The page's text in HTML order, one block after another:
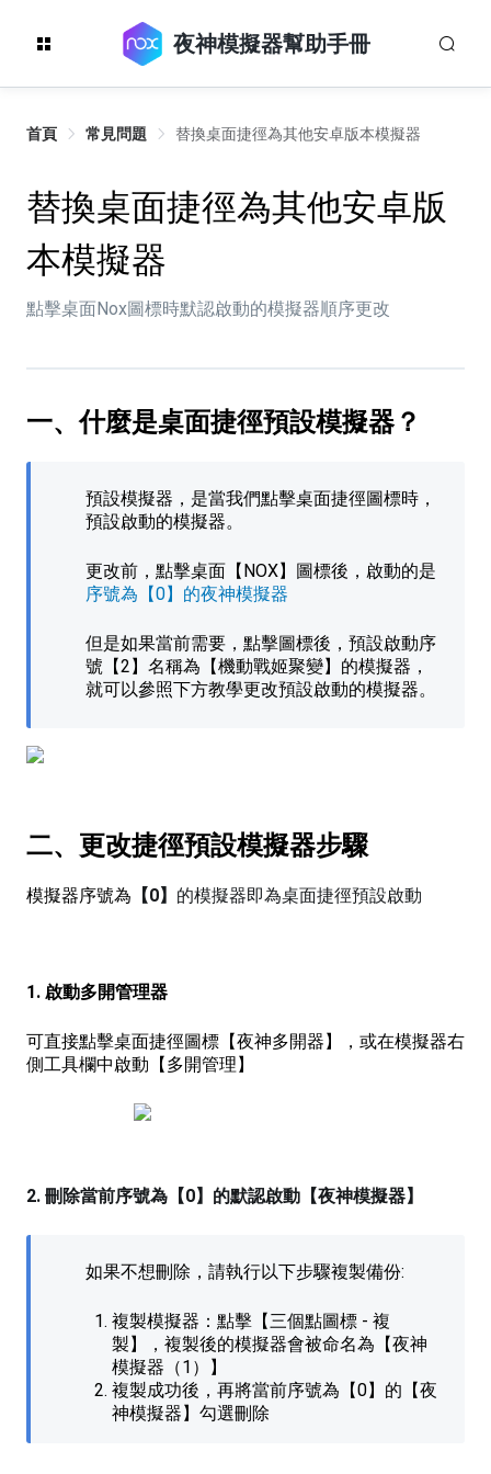
夜神模擬器幫助手冊
首頁 常見問題 替換桌面捷徑為其他安卓版本模擬器
替換桌面捷徑為其他安卓版
本模擬器
點擊桌面Nox圖標時默認啟動的模擬器順序更改
一、什麼是桌面捷徑預設模擬器？
預設模擬器，是當我們點擊桌面捷徑圖標時，
預設啟動的模擬器。
更改前，點擊桌面【NOX】圖標後，啟動的是
序號為【0】的夜神模擬器
但是如果當前需要，點擊圖標後，預設啟動序
號【2】名稱為【機動戰姬聚變】的模擬器，
就可以參照下方教學更改預設啟動的模擬器。
二、更改捷徑預設模擬器步驟
模擬器序號為 【0】 的模擬器即為桌面捷徑預設啟動
1. 啟動多開管理器
可直接點擊桌面捷徑圖標【夜神多開器】，或在模擬器右
側工具欄中啟動【多開管理】
2. 刪除當前序號為【0】的默認啟動【夜神模擬器】
如果不想刪除，請執行以下步驟複製備份:
複製模擬器：點擊【三個點圖標 - 複
製】，複製後的模擬器會被命名為【夜神
模擬器（1）】
複製成功後，再將當前序號為【0】的【夜
神模擬器】勾選刪除